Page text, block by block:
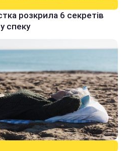
розкрила 6 секретів
спеку